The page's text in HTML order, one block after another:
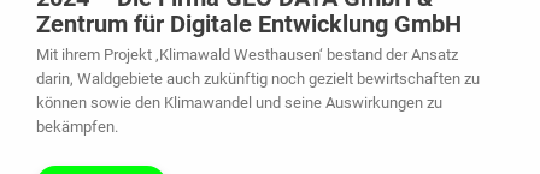
Zentrum für Digitale Entwicklung GmbH
Mit ihrem Projekt ‚Klimawald Westhausen‘ bestand der Ansatz
darin, Waldgebiete auch zukünftig noch gezielt bewirtschaften zu
können sowie den Klimawandel und seine Auswirkungen zu
bekämpfen.